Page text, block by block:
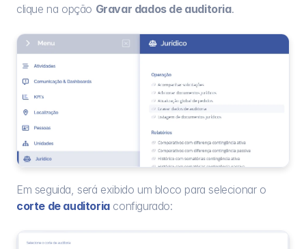
clique na opção Gravar dados de auditoria.
corte de auditoria configurado: